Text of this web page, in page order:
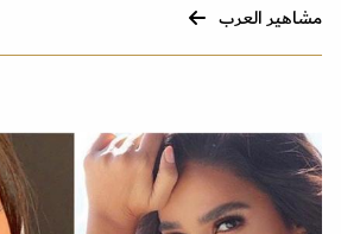
مشاهير العرب